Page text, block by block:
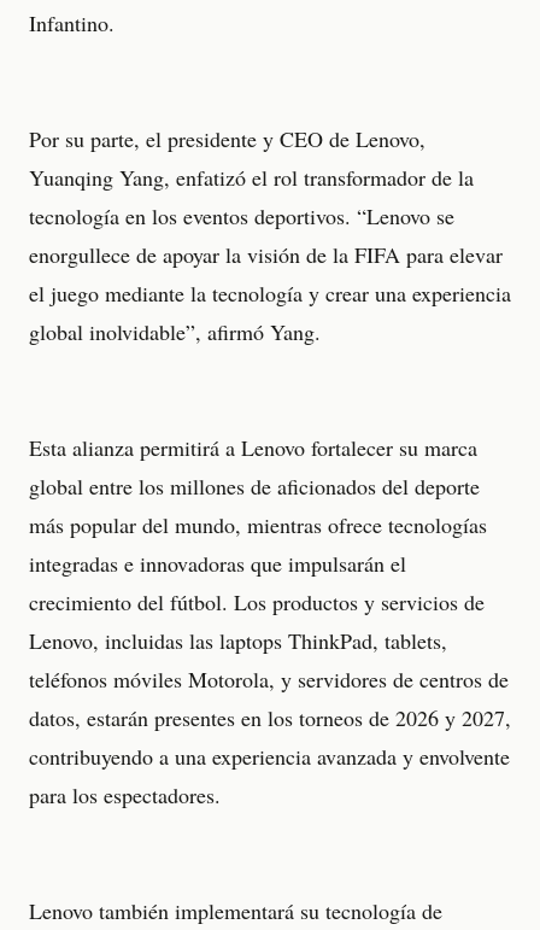
Infantino.
Por su parte, el presidente y CEO de Lenovo,
Yuanqing Yang, enfatizó el rol transformador de la
tecnología en los eventos deportivos. “Lenovo se
enorgullece de apoyar la visión de la FIFA para elevar
el juego mediante la tecnología y crear una experiencia
global inolvidable”, afirmó Yang.
Esta alianza permitirá a Lenovo fortalecer su marca
global entre los millones de aficionados del deporte
más popular del mundo, mientras ofrece tecnologías
integradas e innovadoras que impulsarán el
crecimiento del fútbol. Los productos y servicios de
Lenovo, incluidas las laptops ThinkPad, tablets,
teléfonos móviles Motorola, y servidores de centros de
datos, estarán presentes en los torneos de 2026 y 2027,
contribuyendo a una experiencia avanzada y envolvente
para los espectadores.
Lenovo también implementará su tecnología de